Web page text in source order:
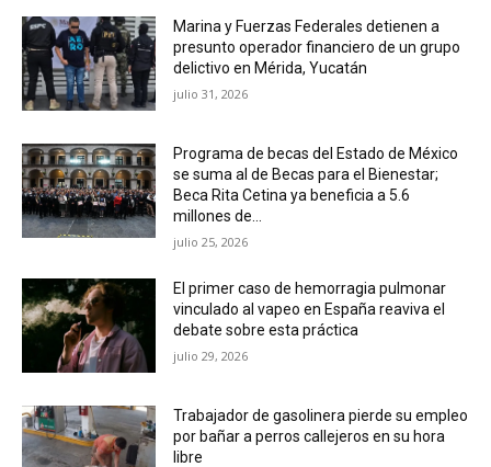
Marina y Fuerzas Federales detienen a
presunto operador financiero de un grupo
delictivo en Mérida, Yucatán
julio 31, 2026
Programa de becas del Estado de México
se suma al de Becas para el Bienestar;
Beca Rita Cetina ya beneficia a 5.6
millones de...
julio 25, 2026
El primer caso de hemorragia pulmonar
vinculado al vapeo en España reaviva el
debate sobre esta práctica
julio 29, 2026
Trabajador de gasolinera pierde su empleo
por bañar a perros callejeros en su hora
libre